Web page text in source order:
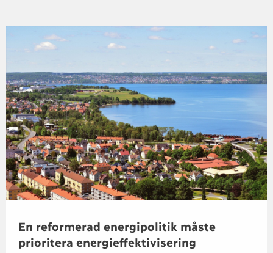
En reformerad energipolitik måste
prioritera energieffektivisering